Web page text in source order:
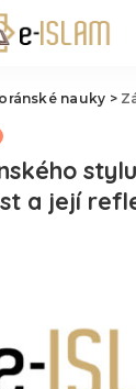
nauky >
a její